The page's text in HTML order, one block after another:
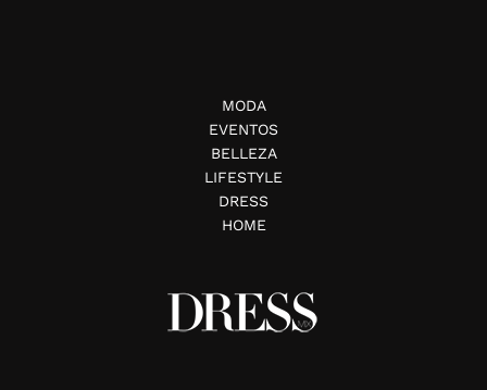
MODA
EVENTOS
BELLEZA
LIFESTYLE
DRESS
HOME